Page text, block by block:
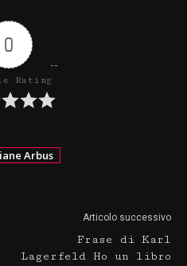
0
Rating
Arbus
Articolo successivo
Frase di Karl
Lagerfeld Ho un libro